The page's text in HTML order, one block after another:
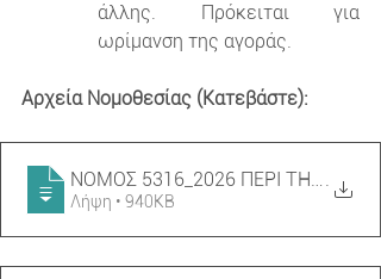
άλλης. Πρόκειται για
ωρίμανση της αγοράς.
Αρχεία Νομοθεσίας (Κατεβάστε):
ΝΟΜΟΣ 5316_2026 ΠΕΡΙ ΤΗΣ .
Λήψη • 940KB